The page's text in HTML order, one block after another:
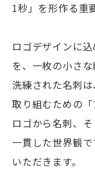
1秒」を形作る重
ロゴデザインに
を、一枚の小さな
洗練された名刺
取り組むための「
ロゴから名刺、
一貫した世界観
いただきます。